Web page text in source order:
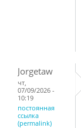
Jorgetaw
чт,
07/09/2026 -
10:19
постоянная
ссылка
(permalink)